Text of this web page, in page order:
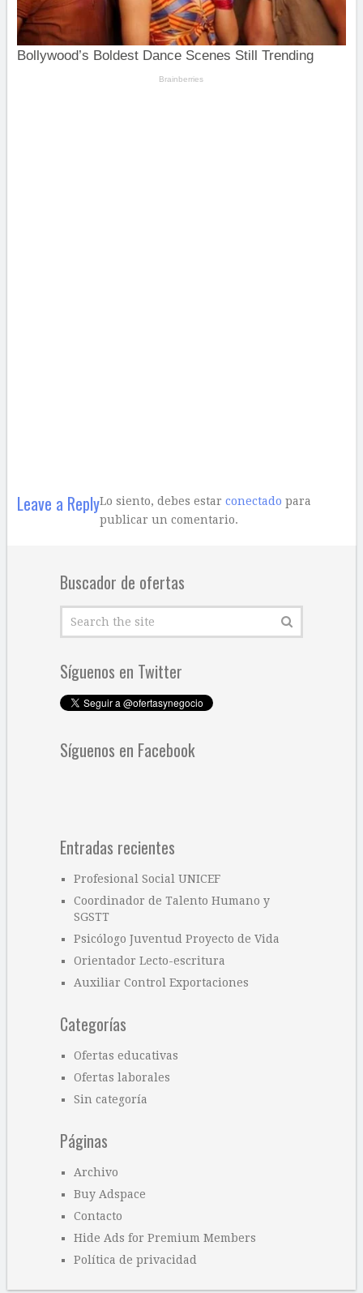
Leave a ReplyLo siento, debes estar conectado para
publicar un comentario.
Buscador de ofertas
Síguenos en Twitter
Síguenos en Facebook
Entradas recientes
Profesional Social UNICEF
Coordinador de Talento Humano y
SGSTT
Psicólogo Juventud Proyecto de Vida
Orientador Lecto-escritura
Auxiliar Control Exportaciones
Categorías
Ofertas educativas
Ofertas laborales
Sin categoría
Páginas
Archivo
Buy Adspace
Contacto
Hide Ads for Premium Members
Política de privacidad